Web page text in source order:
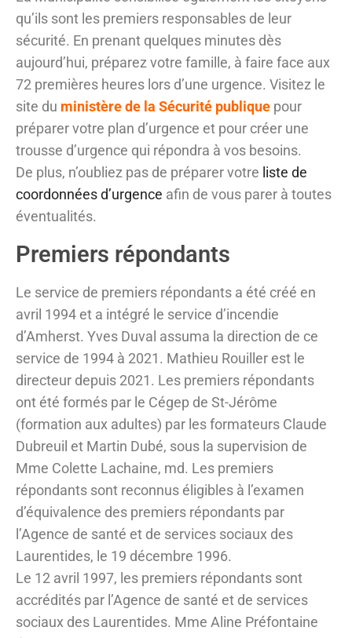
qu’ils sont les premiers responsables de leur
sécurité. En prenant quelques minutes dès
aujourd’hui, préparez votre famille, à faire face aux
72 premières heures lors d’une urgence. Visitez le
site du ministère de la Sécurité publique pour
préparer votre plan d’urgence et pour créer une
trousse d’urgence qui répondra à vos besoins.
De plus, n’oubliez pas de préparer votre liste de
coordonnées d’urgence afin de vous parer à toutes
éventualités.
Premiers répondants
Le service de premiers répondants a été créé en
avril 1994 et a intégré le service d’incendie
d’Amherst. Yves Duval assuma la direction de ce
service de 1994 à 2021. Mathieu Rouiller est le
directeur depuis 2021. Les premiers répondants
ont été formés par le Cégep de St-Jérôme
(formation aux adultes) par les formateurs Claude
Dubreuil et Martin Dubé, sous la supervision de
Mme Colette Lachaine, md. Les premiers
répondants sont reconnus éligibles à l’examen
d’équivalence des premiers répondants par
l’Agence de santé et de services sociaux des
Laurentides, le 19 décembre 1996.
Le 12 avril 1997, les premiers répondants sont
accrédités par l’Agence de santé et de services
sociaux des Laurentides. Mme Aline Préfontaine